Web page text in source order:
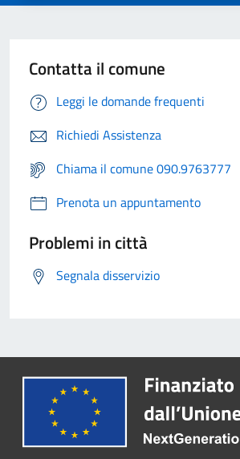
Contatta il comune
Leggi le domande frequenti
Richiedi Assistenza
Chiama il comune 090.9763777
Prenota un appuntamento
Problemi in città
Segnala disservizio